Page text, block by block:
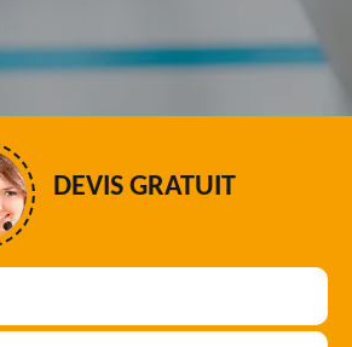
DEVIS GRATUIT